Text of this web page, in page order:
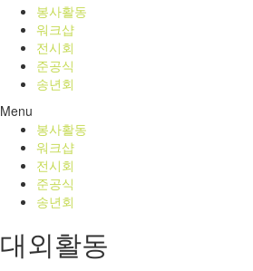
봉사활동
워크샵
전시회
준공식
송년회
Menu
봉사활동
워크샵
전시회
준공식
송년회
대외활동